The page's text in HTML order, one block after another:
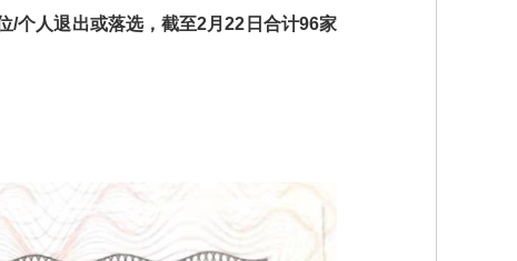
/个人退出或落选，截至2月22日合计96家